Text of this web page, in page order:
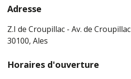
Adresse
Z.I de Croupillac - Av. de Croupillac
30100, Ales
Horaires d'ouverture